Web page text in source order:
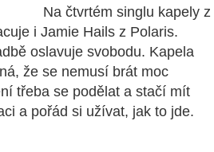
Na čtvrtém singlu kapely z
i Jamie Hails z Polaris.
oslavuje svobodu. Kapela
že se nemusí brát moc
třeba se podělat a stačí mít
a pořád si užívat, jak to jde.